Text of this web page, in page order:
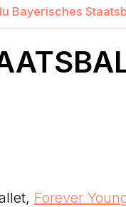
Bayerisches
Forever